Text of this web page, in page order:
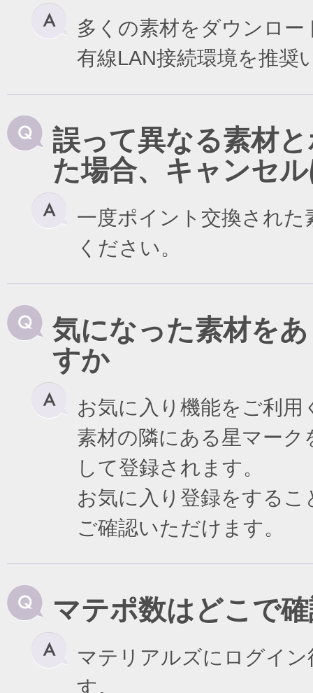
多くの素材をダウンロ
有線LAN接続環境を推奨
誤って異なる素材
た場合、キャンセ
一度ポイント交換され
ください。
気になった素材を
すか
お気に入り機能をご利用
素材の隣にある星マー
して登録されます。
お気に入り登録をする
ご確認いただけます。
マテポ数はどこで
マテリアルズにログイ
す。